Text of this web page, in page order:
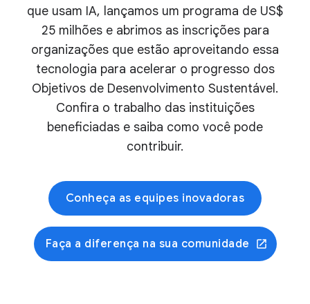
que usam IA, lançamos um programa de US$
25 milhões e abrimos as inscrições para
organizações que estão aproveitando essa
tecnologia para acelerar o progresso dos
Objetivos de Desenvolvimento Sustentável.
Confira o trabalho das instituições
beneficiadas e saiba como você pode
contribuir.
Conheça as equipes inovadoras
Faça a diferença na sua comunidade